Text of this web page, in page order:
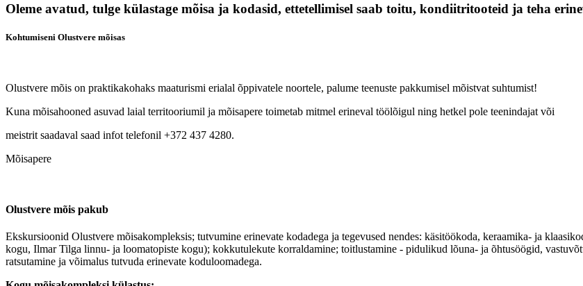
Oleme avatud, tulge külastage mõisa ja kodasid, ettetellimisel saab toitu, kondiitritooteid ja teha
Kohtumiseni Olustvere mõisas
Olustvere mõis on praktikakohaks maaturismi erialal õppivatele noortele, palume teenuste pakkumisel mõistvat suhtumist!
Kuna mõisahooned asuvad laial territooriumil ja mõisapere toimetab mitmel erineval töölõigul ning hetkel pole teenindajat või
meistrit saadaval saad infot telefonil +372 437 4280.
Mõisapere
Olustvere mõis pakub
Ekskursioonid Olustvere mõisakompleksis; tutvumine erinevate kodadega ja tegevused nendes: käsitöökoda, keraamika- ja
kogu, Ilmar Tilga linnu- ja loomatopiste kogu); kokkutulekute korraldamine; toitlustamine - pidulikud lõuna- ja õhtusöögid,
ratsutamine ja võimalus tutvuda erinevate koduloomadega.